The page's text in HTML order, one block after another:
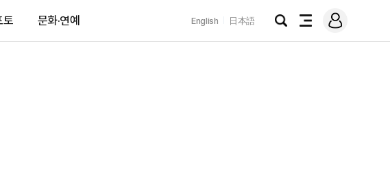
토 문화·연예 English 日本語
검
전
메
그